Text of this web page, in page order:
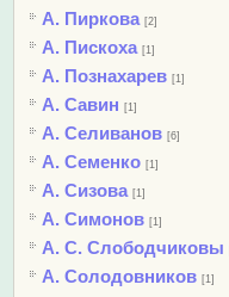
А. Пиркова [2]
А. Пискоха [1]
А. Познахарев [1]
А. Савин [1]
А. Селиванов [6]
А. Семенко [1]
А. Сизова [1]
А. Симонов [1]
А. С. Слободчиковы
А. Солодовников [1]